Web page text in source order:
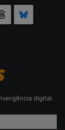
Threads
digital.